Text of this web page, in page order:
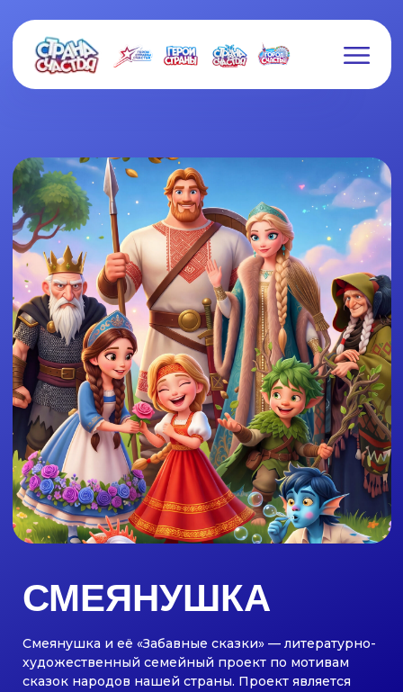
Смеянушка и её «Забавные сказки» — литературно-
художественный семейный проект по мотивам
сказок народов нашей страны. Проект является
одной из многочисленных составляющих
масштабной художественно-патриотической
вселенной «Страна счастья».
СМЕЯНУШКА